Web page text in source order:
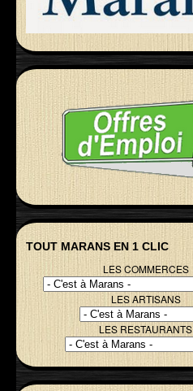
TOUT MARANS EN 1 CLIC
LES COMMERCES
LES ARTISANS
LES RESTAURANTS